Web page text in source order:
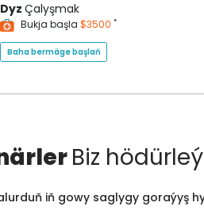
Dyz Çalyşmak
Bukja başla $3500 *
Baha bermäge başlaň
Biz
iň gowy saglygy goraýyş